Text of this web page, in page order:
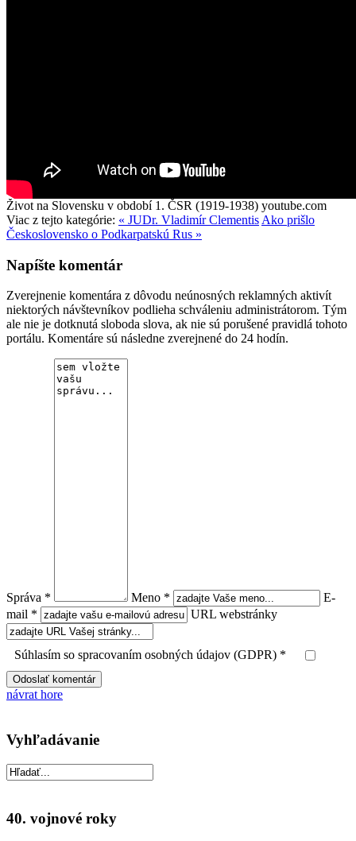
Život na Slovensku v období 1. ČSR (1919-1938) youtube.com
Viac z tejto kategórie: « JUDr. Vladimír Clementis Ako prišlo
Československo o Podkarpatskú Rus »
Napíšte komentár
Zverejnenie komentára z dôvodu neúnosných reklamných aktivít
niektorých návštevníkov podlieha schváleniu administrátorom. Tým
ale nie je dotknutá sloboda slova, ak nie sú porušené pravidlá tohoto
portálu. Komentáre sú následne zverejnené do 24 hodín.
Správa * Meno *
E-
mail *
URL webstránky
Súhlasím so spracovaním osobných údajov (GDPR) *
návrat hore
Vyhľadávanie
40. vojnové roky